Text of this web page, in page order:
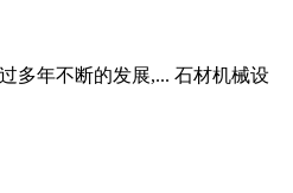
多年不断的发展,... 石材机械设